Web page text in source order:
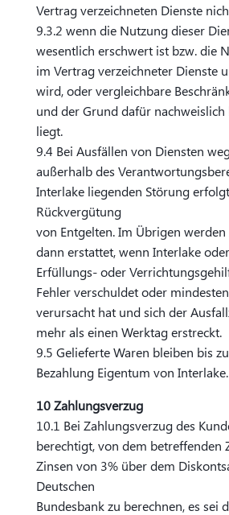
Vertrag verzeichneten Dienste
9.3.2 wenn die Nutzung dieser
wesentlich erschwert ist bzw. die
im Vertrag verzeichneter Dienste
wird, oder vergleichbare
und der Grund dafür nachweislich
liegt.
9.4 Bei Ausfällen von Diensten
außerhalb des
Interlake liegenden Störung
Rückvergütung
von Entgelten. Im Übrigen
dann erstattet, wenn Interlake
Erfüllungs- oder
Fehler verschuldet oder
verursacht hat und sich der
mehr als einen Werktag erstreckt.
9.5 Gelieferte Waren bleiben bis
Bezahlung Eigentum von Interlake.
10 Zahlungsverzug
10.1 Bei Zahlungsverzug des
berechtigt, von dem betreffenden
Zinsen von 3% über dem
Deutschen
Bundesbank zu berechnen, es sei